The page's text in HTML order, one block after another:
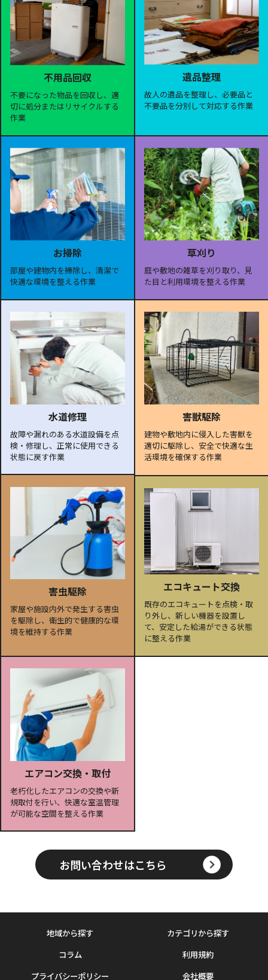
不用品回収
不要になった物品を回収し、適
切に処分またはリサイクルする
作業
遺品整理
故人の遺品を整理し、必要品と
不要品を分別して対応する作業
お掃除
部屋や建物内を掃除し、清潔で
快適な環境を整える作業
草刈り
庭や敷地の雑草を刈り取り、見
た目と利用環境を整える作業
水道修理
故障や漏れのある水道設備を点
検・修理し、正常に使用できる
状態に戻す作業
害獣駆除
建物や敷地内に侵入した害獣を
適切に駆除し、安全で快適な生
活環境を確保する作業
害虫駆除
家屋や施設内外で発生する害虫
を駆除し、衛生的で健康的な環
境を維持する作業
エコキュート交換
既存のエコキュートを点検・取
り外し、新しい機器を設置し
て、安定した給湯ができる状態
に整える作業
エアコン交換・取付
老朽化したエアコンの交換や新
規取付を行い、快適な室温管理
が可能な空間を整える作業
お問い合わせはこちら
地域から探す
カテゴリから探す
コラム
利用規約
プライバシーポリシー
会社概要